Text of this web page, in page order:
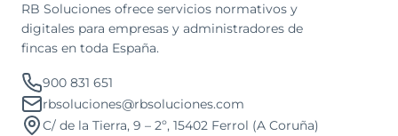
RB Soluciones ofrece servicios normativos y
digitales para empresas y administradores de
fincas en toda España.
900 831 651
rbsoluciones@rbsoluciones.com
C/ de la Tierra, 9 – 2º, 15402 Ferrol (A Coruña)